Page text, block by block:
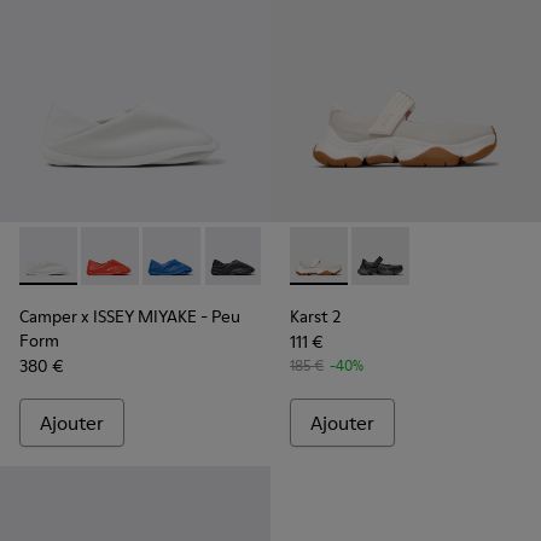
Camper x ISSEY MIYAKE - Peu Form - K201849-003 -
Camper x ISSEY MIYAKE - Peu Form - K201849-005
Camper x ISSEY MIYAKE - Peu Form -
Camper x ISSEY MIYAKE - Peu Form
Camper x ISSEY MIYAKE - Peu
Form
380 €
Ajouter
Karst 2 - K201846-002 -
Karst 2 - K201846-
Karst 2
111 €
185 € -40%
Ajouter